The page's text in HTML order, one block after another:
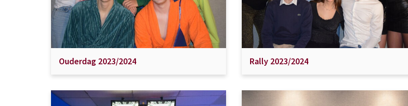
Ouderdag 2023/2024 Rally 2023/2024